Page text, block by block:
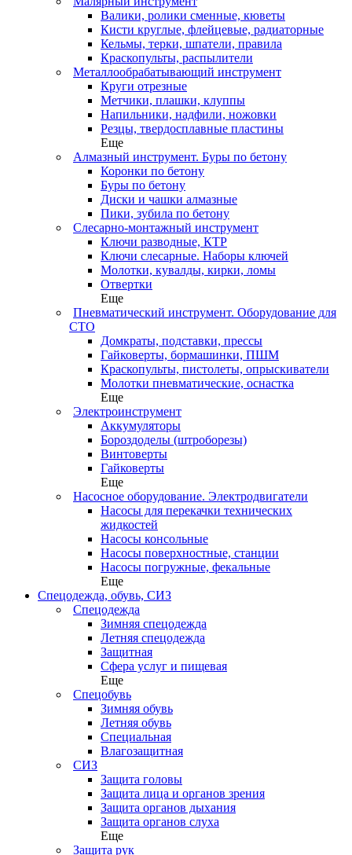
Валики, ролики сменные, кюветы
Кисти круглые, флейцевые, радиаторные
Кельмы, терки, шпатели, правила
Краскопульты, распылители
Металлообрабатывающий инструмент
Круги отрезные
Метчики, плашки, клуппы
Напильники, надфили, ножовки
Резцы, твердосплавные пластины
Еще
Алмазный инструмент. Буры по бетону
Коронки по бетону
Буры по бетону
Диски и чашки алмазные
Пики, зубила по бетону
Слесарно-монтажный инструмент
Ключи разводные, КТР
Ключи слесарные. Наборы ключей
Молотки, кувалды, кирки, ломы
Отвертки
Еще
Пневматический инструмент. Оборудование для
СТО
Домкраты, подставки, прессы
Гайковерты, бормашинки, ПШМ
Краскопульты, пистолеты, опрыскиватели
Молотки пневматические, оснастка
Еще
Электроинструмент
Аккумуляторы
Бороздоделы (штроборезы)
Винтоверты
Гайковерты
Еще
Насосное оборудование. Электродвигатели
Насосы для перекачки технических
жидкостей
Насосы консольные
Насосы поверхностные, станции
Насосы погружные, фекальные
Еще
Спецодежда, обувь, СИЗ
Спецодежда
Зимняя спецодежда
Летняя спецодежда
Защитная
Сфера услуг и пищевая
Еще
Спецобувь
Зимняя обувь
Летняя обувь
Специальная
Влагозащитная
СИЗ
Защита головы
Защита лица и органов зрения
Защита органов дыхания
Защита органов слуха
Еще
Защита рук